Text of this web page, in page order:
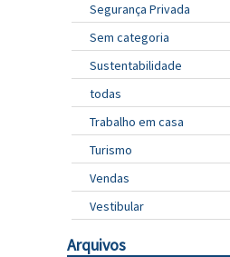
Segurança Privada
Sem categoria
Sustentabilidade
todas
Trabalho em casa
Turismo
Vendas
Vestibular
Arquivos